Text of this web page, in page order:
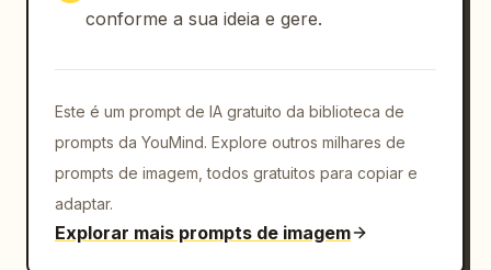
conforme a sua ideia e gere.
Este é um prompt de IA gratuito da biblioteca de
prompts da YouMind. Explore outros milhares de
prompts de imagem, todos gratuitos para copiar e
adaptar.
Explorar mais prompts de imagem